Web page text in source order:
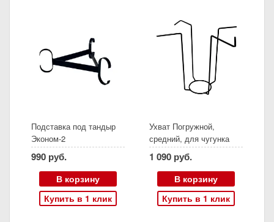
Подставка под тандыр
Эконом-2
990 руб.
В корзину
Купить в 1 клик
Ухват Погружной,
средний, для чугунка
керамического
1 090 руб.
В корзину
Купить в 1 клик